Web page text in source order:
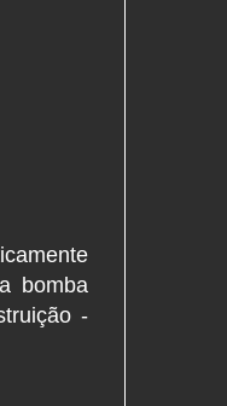
bomba
-